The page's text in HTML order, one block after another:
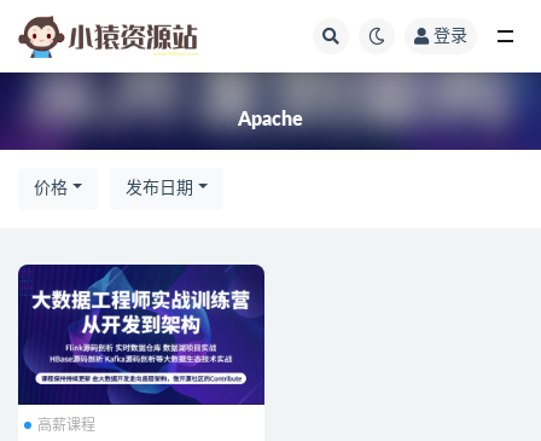
登录
Apache
价格 发布日期
高薪课程